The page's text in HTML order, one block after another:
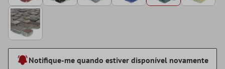
Notifique-me quando estiver disponível novamente